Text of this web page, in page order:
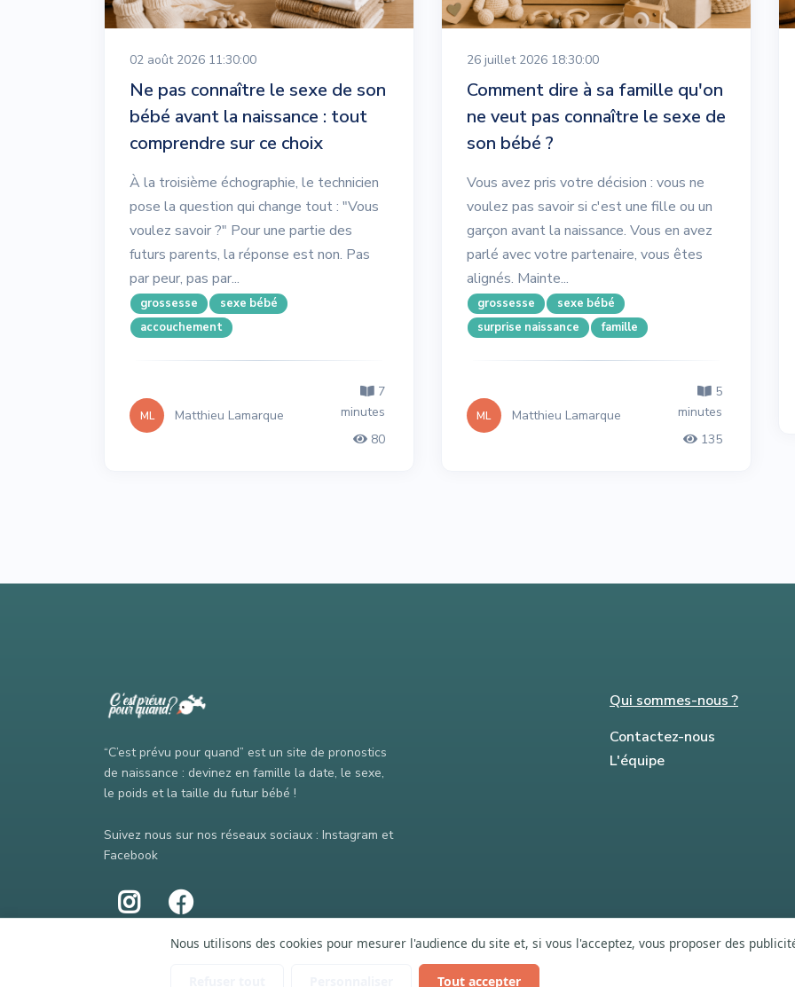
02 août 2026 11:30:00
Ne pas connaître le sexe de son
bébé avant la naissance : tout
comprendre sur ce choix
À la troisième échographie, le technicien
pose la question qui change tout : "Vous
voulez savoir ?" Pour une partie des
futurs parents, la réponse est non. Pas
par peur, pas par...
grossesse
sexe bébé
accouchement
ML Matthieu Lamarque
7
minutes
80
26 juillet 2026 18:30:00
Comment dire à sa famille qu'on
ne veut pas connaître le sexe de
son bébé ?
Vous avez pris votre décision : vous ne
voulez pas savoir si c'est une fille ou un
garçon avant la naissance. Vous en avez
parlé avec votre partenaire, vous êtes
alignés. Mainte...
grossesse
sexe bébé
surprise naissance
famille
ML Matthieu Lamarque
5
minutes
135
“C’est prévu pour quand” est un site de pronostics
de naissance : devinez en famille la date, le sexe,
le poids et la taille du futur bébé !
Suivez nous sur nos réseaux sociaux : Instagram et
Facebook
Qui sommes-nous ?
Contactez-nous
L'équipe
Nous utilisons des cookies pour mesurer l'audience du site et, si vous l'acceptez, vous proposer des
Tout accepter